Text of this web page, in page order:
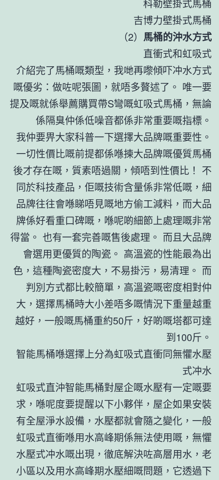
科勒壁掛式馬桶
吉博力壁掛式馬桶
（2） 馬桶的沖水方式
直衝式和虹吸式
介紹完了馬桶嘅類型，我哋再嚟傾吓冲水方式
嘅優劣：做咗呢張圖，就唔多贅述了。 唯一要
提及嘅就係舉薦購買帶S彎嘅虹吸式馬桶，無論
係隔臭仲係低噪音都係非常重要嘅指標。
我仲要畀大家科普一下選擇大品牌嘅重要性。
一切性價比嘅前提都係喺揀大品牌嘅優質馬桶
後才存在嘅，質素唔過關，傾唔到性價比！ 不
同於科技產品，佢嘅技術含量係非常低嘅，細
品牌往往會喺睇唔見嘅地方偷工減料，而大品
牌係好看重口碑嘅，喺呢啲細節上處理嘅非常
得當。 也有一套完善嘅售後處理。 而且大品牌
會選用更優質的陶瓷。 高溫瓷的性能最為出
色，這種陶瓷密度大，不易掛污，易清理。 而
判別方式都比較簡單，高溫瓷嘅密度相對仲
大，選擇馬桶時大小差唔多嘅情況下重量越重
越好，一般嘅馬桶重約50斤，好啲嘅塔都可達
到100斤。
智能馬桶喺選擇上分為虹吸式直衝同無懼水壓
式冲水
虹吸式直沖智能馬桶對屋企嘅水壓有一定嘅要
求，喺呢度要提醒以下小夥伴，屋企如果安裝
有全屋淨水設備，水壓都就會隨之變化，一般
虹吸式直衝喺用水高峰期係無法使用嘅，無懼
水壓式冲水嘅出現，徹底解決咗高層用水，老
小區以及用水高峰期水壓細嘅問題，它透過下